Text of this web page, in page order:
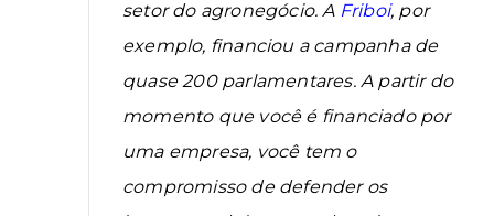
setor do agronegócio. A Friboi, por
exemplo, financiou a campanha de
quase 200 parlamentares. A partir do
momento que você é financiado por
uma empresa, você tem o
compromisso de defender os